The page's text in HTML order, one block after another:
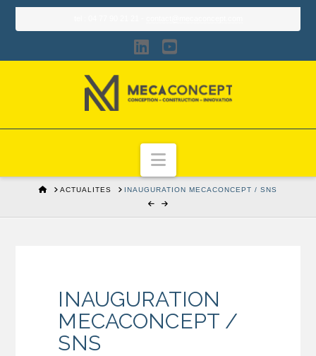
LinkedIn
YouTube
Navigation
HOMEACTUALITES INAUGURATION MECACONCEPT / SNS
INAUGURATION
MECACONCEPT /
SNS